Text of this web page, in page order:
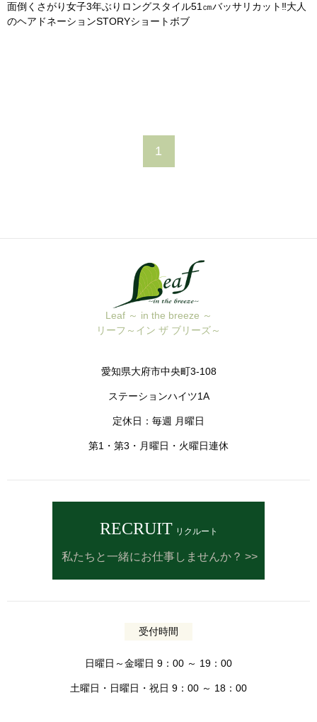
面倒くさがり女子3年ぶりロングスタイル51㎝バッサリカット‼︎大人
のヘアドネーションSTORYショートボブ
1
Leaf ～ in the breeze ～
リーフ～イン ザ ブリーズ～
愛知県大府市中央町3-108
ステーションハイツ1A
定休日：毎週 月曜日
第1・第3・月曜日・火曜日連休
RECRUIT リクルート
私たちと一緒にお仕事しませんか？
受付時間
日曜日～金曜日 9：00 ～ 19：00
土曜日・日曜日・祝日 9：00 ～ 18：00